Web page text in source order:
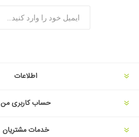
اطلاعات
حساب کاربری من
خدمات مشتریان